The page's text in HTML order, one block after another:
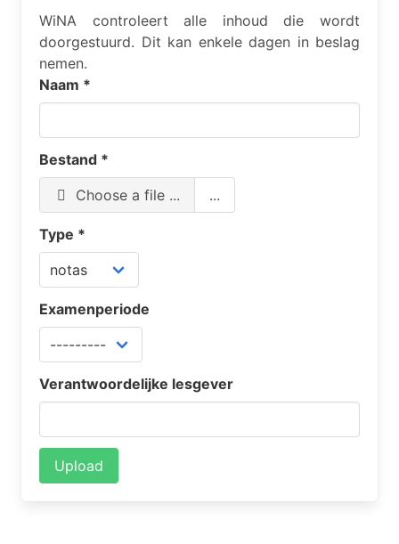
WiNA controleert alle inhoud die wordt
doorgestuurd. Dit kan enkele dagen in beslag
nemen.
Naam *
Bestand *
Choose a file ...
...
Type *
Examenperiode
Verantwoordelijke lesgever
Upload